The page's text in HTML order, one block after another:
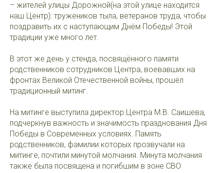
– жителей улицы Дорожной(на этой улице находится
наш Центр): тружеников тыла, ветеранов труда, чтобы
поздравить их с наступающим Днём Победы! Этой
традиции уже много лет.
В этот же день у стенда, посвящённого памяти
родственников сотрудников Центра, воевавших на
фронтах Великой Отечественной войны, прошёл
традиционный митинг.
На митинге выступила директор Центра М.В. Саишева,
подчеркнув важность и значимость празднования Дня
Победы в Современных условиях. Память
родственников, фамилии которых прозвучали на
митинге, почтили минутой молчания. Минута молчания
также была посвящена и погибшим в зоне СВО